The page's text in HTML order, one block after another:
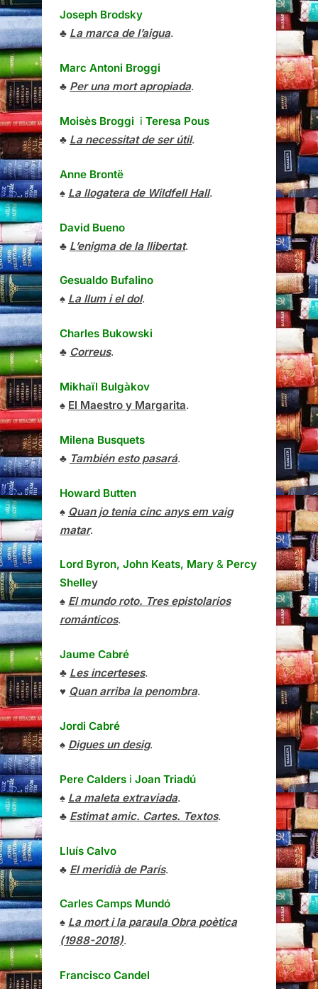
Joseph Brodsky
♣ La marca de l’aigua.
Marc Antoni Broggi
♣ Per una mort apropiada.
Moisès Broggi i Teresa Pous
♣ La necessitat de ser útil.
Anne Brontë
♠ La llogatera de Wildfell Hall.
David Bueno
♣ L’enigma de la llibertat.
Gesualdo Bufalino
♠ La llum i el dol.
Charles Bukowski
♣ Correus.
Mikhaïl Bulgàkov
♠ El Maestro y Margarita.
Milena Busquets
♣ También esto pasará.
Howard Butten
♠ Quan jo tenia cinc anys em vaig
matar.
Lord Byron, John Keats, Mary & Percy
Shelley
♠ El mundo roto. Tres epistolarios
románticos.
Jaume Cabré
♣ Les incerteses.
♥ Quan arriba la penombra.
Jordi Cabré
♠ Digues un desig.
Pere Calders i Joan Triadú
♠ La maleta extraviada.
♣ Estimat amic. Cartes. Textos.
Lluís Calvo
♣ El meridià de París.
Carles Camps Mundó
♠ La mort i la paraula Obra poètica
(1988-2018).
Francisco Candel